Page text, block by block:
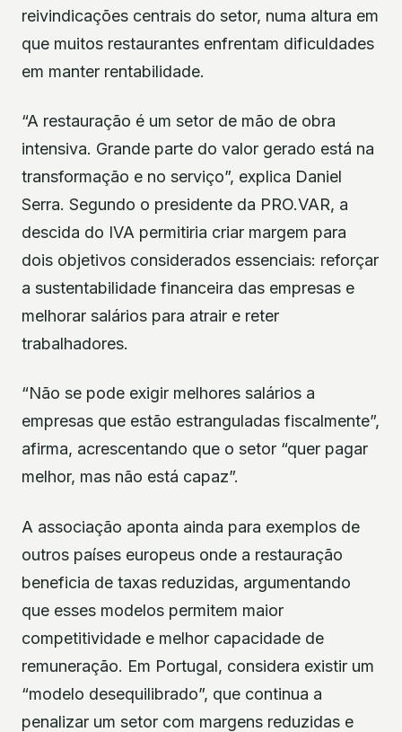
reivindicações centrais do setor, numa altura em
que muitos restaurantes enfrentam dificuldades
em manter rentabilidade.
“A restauração é um setor de mão de obra
intensiva. Grande parte do valor gerado está na
transformação e no serviço”, explica Daniel
Serra. Segundo o presidente da PRO.VAR, a
descida do IVA permitiria criar margem para
dois objetivos considerados essenciais: reforçar
a sustentabilidade financeira das empresas e
melhorar salários para atrair e reter
trabalhadores.
“Não se pode exigir melhores salários a
empresas que estão estranguladas fiscalmente”,
afirma, acrescentando que o setor “quer pagar
melhor, mas não está capaz”.
A associação aponta ainda para exemplos de
outros países europeus onde a restauração
beneficia de taxas reduzidas, argumentando
que esses modelos permitem maior
competitividade e melhor capacidade de
remuneração. Em Portugal, considera existir um
“modelo desequilibrado”, que continua a
penalizar um setor com margens reduzidas e